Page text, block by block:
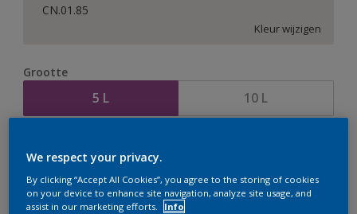
CN.01.85
Kleur wijzigen
Grootte
5 L 10 L
Bereken
We respect your privacy.
By clicking “Accept All Cookies”, you agree to the storing of cookies
on your device to enhance site navigation, analyze site usage, and
assist in our marketing efforts.
Info